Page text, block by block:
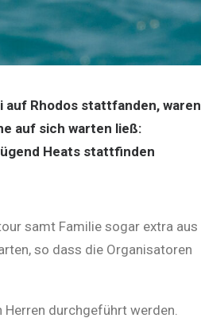
auf Rhodos stattfanden, waren
auf sich warten ließ:
Heats stattfinden
samt Familie sogar extra aus
so dass die Organisatoren
Herren durchgeführt werden.